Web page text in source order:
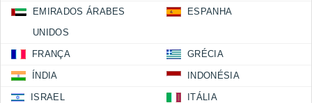
EMIRADOS ÁRABES
UNIDOS
ESPANHA
FRANÇA GRÉCIA
ÍNDIA INDONÉSIA
ISRAEL ITÁLIA